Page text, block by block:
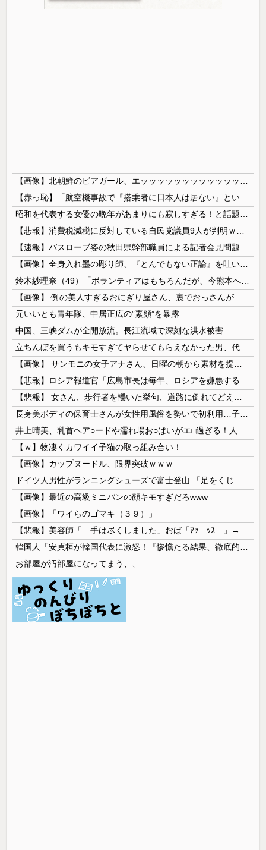
元いいとも青年隊、中居正広の”素顔”を暴露
中国、三峡ダムが全開放流。長江流域で深刻な洪水被害
【ｗ】物凄くカワイイ子猫の取っ組み合い！
【画像】カップヌードル、限界突破ｗｗｗ
【画像】最近の高級ミニバンの顔キモすぎだろwww
【画像】「ワイらのゴマキ（３９）」
【悲報】美容師「…手は尽くしました」おば「ｱｯ…ｯｽ…」→
お部屋が汚部屋になってまう、、